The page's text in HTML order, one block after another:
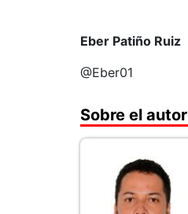
Eber Patiño Ruiz
@Eber01
Sobre el autor